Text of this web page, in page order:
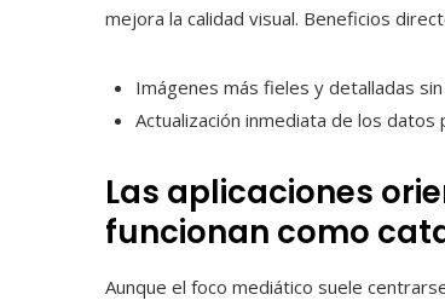
mejora la calidad visual. Beneficios
Imágenes más fieles y detalladas
Actualización inmediata de los
Las aplicaciones
funcionan como
Aunque el foco mediático suele